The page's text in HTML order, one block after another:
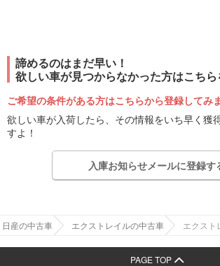
諦めるのはまだ早い！
欲しい車が見つからなかった方はこち
ご希望の条件がある方はこちらから登録してみ
欲しい車が入荷したら、その情報をいち早く獲
すよ！
入庫お知らせメールに登録す
日産の中古車 エクストレイルの中古車 エクスト
PAGE TOP